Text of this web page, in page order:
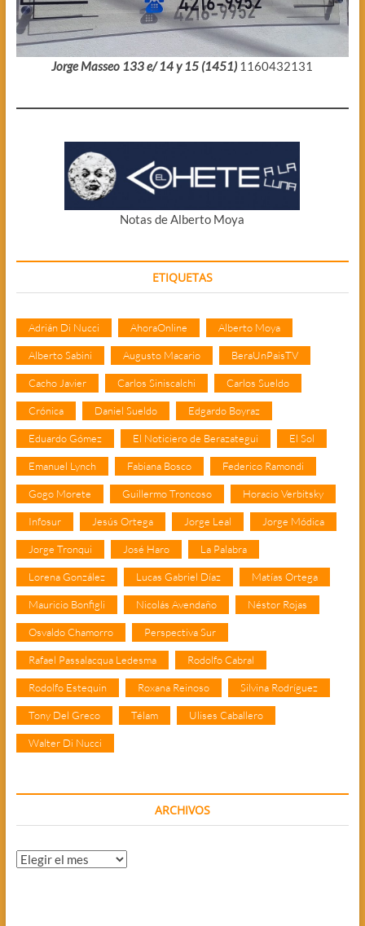
Jorge Masseo 133 e/ 14 y 15 (1451) 1160432131
Notas de Alberto Moya
ETIQUETAS
Adrián Di Nucci AhoraOnline Alberto Moya
Alberto Sabini Augusto Macario BeraUnPaisTV
Cacho Javier Carlos Siniscalchi Carlos Sueldo
Crónica Daniel Sueldo Edgardo Boyraz
Eduardo Gómez El Noticiero de Berazategui El Sol
Emanuel Lynch Fabiana Bosco Federico Ramondi
Gogo Morete Guillermo Troncoso Horacio Verbitsky
Infosur Jesús Ortega Jorge Leal Jorge Módica
Jorge Tronqui José Haro La Palabra
Lorena González Lucas Gabriel Díaz Matías Ortega
Mauricio Bonfigli Nicolás Avendaño Néstor Rojas
Osvaldo Chamorro Perspectiva Sur
Rafael Passalacqua Ledesma Rodolfo Cabral
Rodolfo Estequin Roxana Reinoso Silvina Rodríguez
Tony Del Greco Télam Ulises Caballero
Walter Di Nucci
ARCHIVOS
Archivos